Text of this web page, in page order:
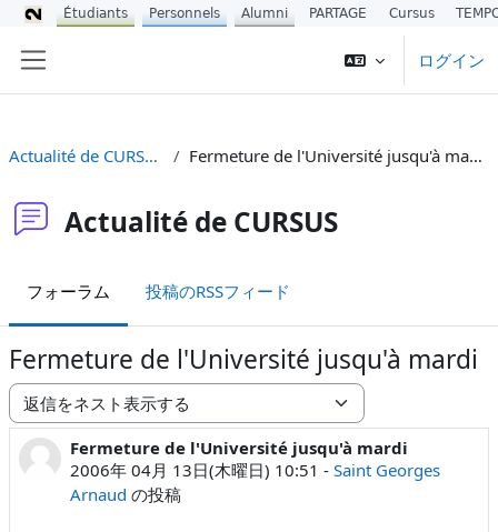
ログイン
Actualité de CURSUS Fermeture de l'Université jusqu'à mardi
Actualité de CURSUS
フォーラム 投稿のRSSフィード
Fermeture de l'Université jusqu'à mardi
表示モード
Fermeture de l'Université jusqu'à mardi
2006年 04月 13日(木曜日) 10:51 - Saint Georges
Arnaud の投稿
返信数: 0
Étudiants Personnels Alumni PARTAGE Cursus